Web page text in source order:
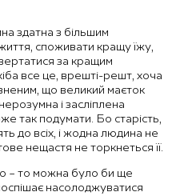
здатна з більшим
споживати кращу їжу,
за кращим
все це, врешті-решт, хоча
що великий маєток
і засліплена
так подумати. Бо старість,
до всіх, і жодна людина не
нещастя не торкнеться її.
– то можна було би ще
насолоджуватися